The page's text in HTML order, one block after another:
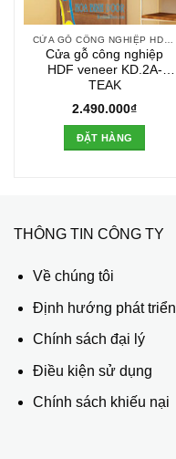
Cửa gỗ công nghiệp
HDF veneer KD.2A-
TEAK
2.490.000₫
ĐẶT HÀNG
THÔNG TIN CÔNG TY
Về chúng tôi
Định hướng phát triển
Chính sách đại lý
Điều kiện sử dụng
Chính sách khiếu nại